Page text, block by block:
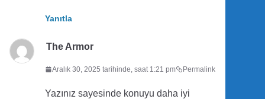
Yanıtla
The Armor
Aralık 30, 2025 tarihinde, saat 1:21 pm Permalink
Yazınız sayesinde konuyu daha iyi